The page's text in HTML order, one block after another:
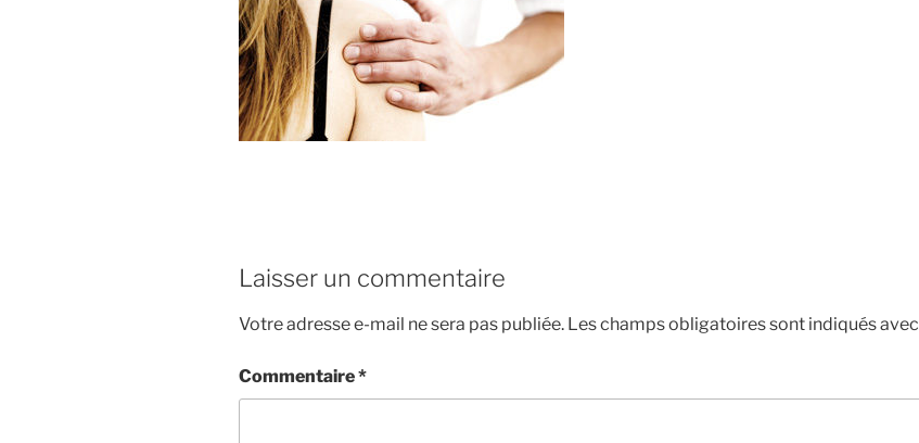
Laisser un commentaire
Votre adresse e-mail ne sera pas publiée. Les champs obligatoires sont indiqués avec
Commentaire*